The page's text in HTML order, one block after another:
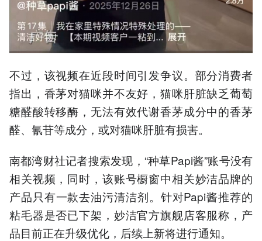
不过，该视频在近段时间引发争议。部分消费者
指出，香茅对猫咪并不友好，猫咪肝脏缺乏葡萄
糖醛酸转移酶，无法有效代谢香茅成分中的香茅
醛、氰苷等成分，或对猫咪肝脏有损害。
南都湾财社记者搜索发现，“种草Papi酱”账号没有
相关视频，同时，该账号橱窗中相关妙洁品牌的
产品只有一款去油污清洁剂。针对Papi酱推荐的
粘毛器是否已下架，妙洁官方旗舰店客服称，产
品目前正在升级优化，后续上新将进行通知。